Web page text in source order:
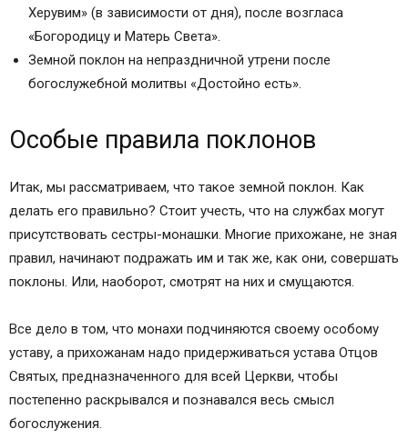
Херувим» (в зависимости от дня), после возгласа
«Богородицу и Матерь Света».
Земной поклон на непраздничной утрени после
богослужебной молитвы «Достойно есть».
Особые правила поклонов
Итак, мы рассматриваем, что такое земной поклон. Как
делать его правильно? Стоит учесть, что на службах могут
присутствовать сестры-монашки. Многие прихожане, не зная
правил, начинают подражать им и так же, как они, совершать
поклоны. Или, наоборот, смотрят на них и смущаются.
Все дело в том, что монахи подчиняются своему особому
уставу, а прихожанам надо придерживаться устава Отцов
Святых, предназначенного для всей Церкви, чтобы
постепенно раскрывался и познавался весь смысл
богослужения.